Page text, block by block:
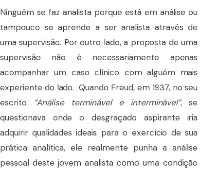
Ninguém se faz analista porque está em análise ou
tampouco se aprende a ser analista através de
uma supervisão. Por outro lado, a proposta de uma
supervisão não é necessariamente apenas
acompanhar um caso clínico com alguém mais
experiente do lado. Quando Freud, em 1937, no seu
escrito “Análise terminável e interminável”, se
questionava onde o desgraçado aspirante iria
adquirir qualidades ideais para o exercício de sua
prática analítica, ele realmente punha a análise
pessoal deste jovem analista como uma condição